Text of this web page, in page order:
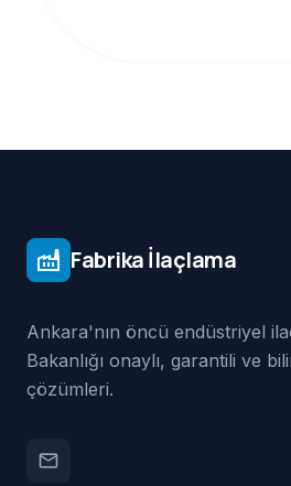
factory Fabrika İlaçlama
Ankara'nın öncü endüstriyel
Bakanlığı onaylı, garantili ve
çözümleri.
email